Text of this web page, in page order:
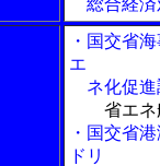
総合経済
・国交省
エ
ネ化促進
省エ
・国交省
ドリ